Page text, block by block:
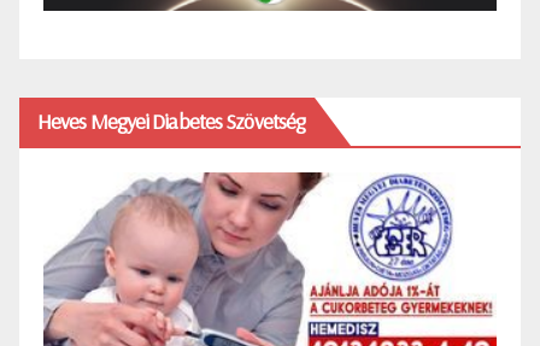
Heves Megyei Diabetes Szövetség